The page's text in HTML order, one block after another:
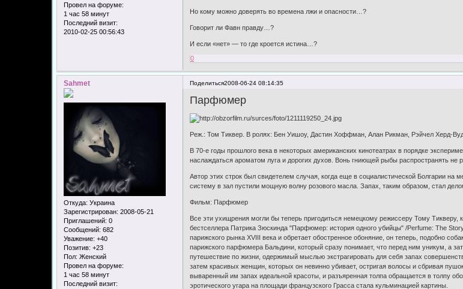
Провел на форуме:
1 час 58 минут
Последний визит:
2010-02-25 00:56:43
Но кому можно доверять во времена лжи и опасности…?
Говорит ли Фавн правду…?
И если «нет» — то где кроется истина…?
0
Поделиться2008-06-24 08:14:35
Sahmet
Откуда: Украина
Зарегистрирован: 2008-05-21
Приглашений: 0
Сообщений: 682
Уважение: +40
Позитив: +23
Пол: Женский
Провел на форуме:
1 час 58 минут
Последний визит:
Парфюмер
Реж.: Том Тиквер. В ролях: Бен Уишоу, Дастин Хоффман, Алан Рикман, Рэйчел Херд-
В 70-е годы прошлого века в некоторых американских кинотеатрах в порядке
наслаждаться ароматом луга и дорогих духов. Вонь гниющей рыбы распространять не
Автор этих строк был свидетелем случая, когда еще в социалистической Болгарии
систему в зал пустили мощную волну розового масла. Запах, таким образом, стал
Фильм: Парфюмер
Все эти ухищрения могли бы теперь пригодиться немецкому режиссеру Тому
бестселлера Патрика Зюскинда "Парфюмер: история одного убийцы" /Perfume: The
парижского рынка XVIII века и обретает обостренное обоняние, он теперь, подобно
парижского парфюмера Бальдини, который сразу понимает, что перед ним уникум, а
путешествие по жизни, одержимый мыслью экстрагировать для себя запах
затем красивых женщин, которых он невинно убивает, остригая волосы и сбривая
вываренный им запах идеальной красоты, и разъяренная толпа обращается в толпу
эротического угара на площади французского Грасса стала кульминацией картины.